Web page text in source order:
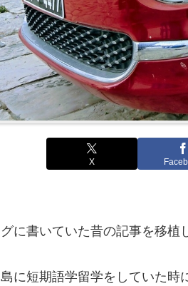
X
に書いていた昔の記事を移植
に短期語学留学をしていた時